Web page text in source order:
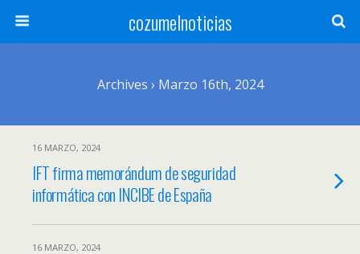
cozumelnoticias
Archives › Marzo 16th, 2024
16 MARZO, 2024
IFT firma memorándum de seguridad
informática con INCIBE de España
16 MARZO, 2024